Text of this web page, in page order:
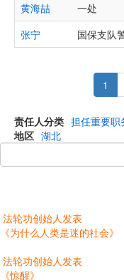
黄海喆
一处
张宁
国保支队
1
责任人分类 担任重要职
地区 湖北
法轮功创始人发表
《为什么人类是迷的社会》
法轮功创始人发表
《惊醒》